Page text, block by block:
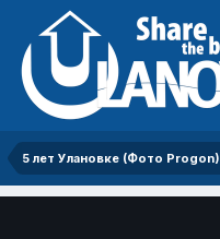
5 лет Улановке (Фото Progon)